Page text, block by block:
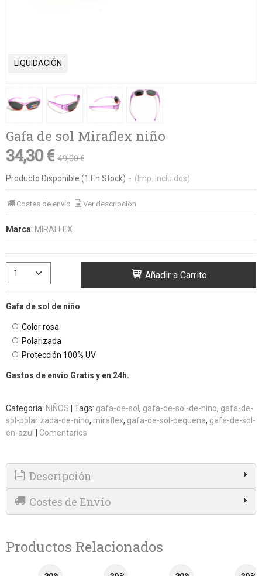
LIQUIDACIÓN
Gafa de sol Miraflex niño
34,30 € 49,00 €
Producto Disponible (1 En Stock) - (Imp. Incluidos)
Costes de envío Ver descripción
Marca: MIRAFLEX
Añadir a Carrito
Gafa de sol de niño
Color rosa
Polarizada
Protección 100% UV
Gastos de envío Gratis y en 24h.
Categoría: NIÑOS Tags: gafa-de-sol gafa-de-sol-de-nino gafa-de-
sol-polarizada-de-nino miraflex gafa-de-sol-pequena gafa-de-sol-
en-azul
Comentarios
Descripción
Costes de Envío
Productos Relacionados